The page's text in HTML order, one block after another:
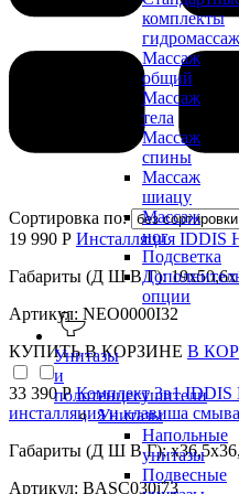
комплекты
Массаж
общий
Массаж
тела
Массаж
спины
Массаж
шиацу
Массаж
ног
Подсветка
опции
Унитазы
и
полотенцесушители
Унитазы
Напольные
унитазы
Подвесные
Сортировка по:
19 990 Р Инсталляция IDDIS
Габариты (Д Ш В Г):
Артикул: NEO0000I32
КУПИТЬ В КОРЗИНЕ В
33 390 РКомплект 3в1 IDDIS
инсталляция и клавиша
Габариты (Д Ш В Г):
Артикул: BASC030i73